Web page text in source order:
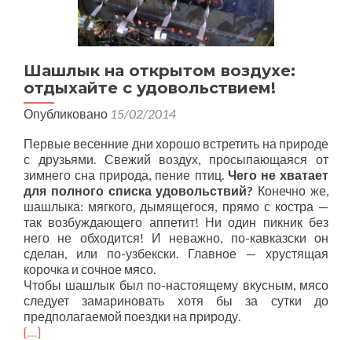
Шашлык на открытом воздухе:
отдыхайте с удовольствием!
Опубликовано 15/02/2014
Первые весенние дни хорошо встретить на природе
с друзьями. Свежий воздух, просыпающаяся от
зимнего сна природа, пение птиц. Чего не хватает
для полного списка удовольствий? Конечно же,
шашлыка: мягкого, дымящегося, прямо с костра —
так возбуждающего аппетит! Ни один пикник без
него не обходится! И неважно, по-кавказски он
сделан, или по-узбекски. Главное — хрустящая
корочка и сочное мясо.
Чтобы шашлык был по-настоящему вкусным, мясо
следует замариновать хотя бы за сутки до
предполагаемой поездки на природу.
[…]